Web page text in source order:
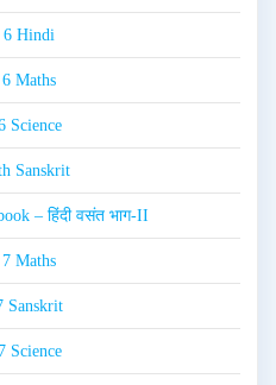
6 Hindi
6 Maths
Science
Sanskrit
– हिंदी वसंत भाग-II
7 Maths
Sanskrit
Science